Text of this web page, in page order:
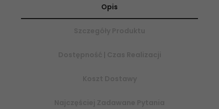
Opis